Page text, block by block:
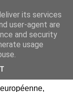
its services
user-agent are
and security
usage